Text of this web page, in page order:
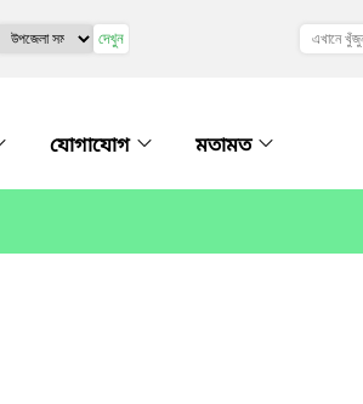
দেখুন
যোগাযোগ মতামত